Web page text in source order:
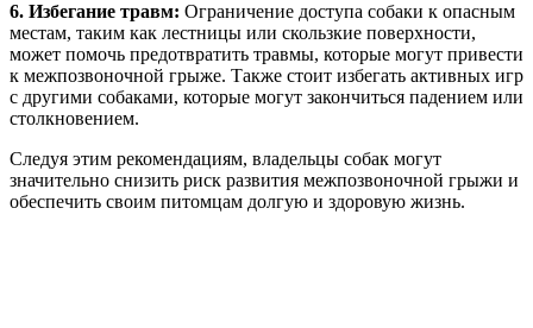
6. Избегание травм: Ограничение доступа собаки к опасным
местам, таким как лестницы или скользкие поверхности,
может помочь предотвратить травмы, которые могут привести
к межпозвоночной грыже. Также стоит избегать активных игр
с другими собаками, которые могут закончиться падением или
столкновением.
Следуя этим рекомендациям, владельцы собак могут
значительно снизить риск развития межпозвоночной грыжи и
обеспечить своим питомцам долгую и здоровую жизнь.